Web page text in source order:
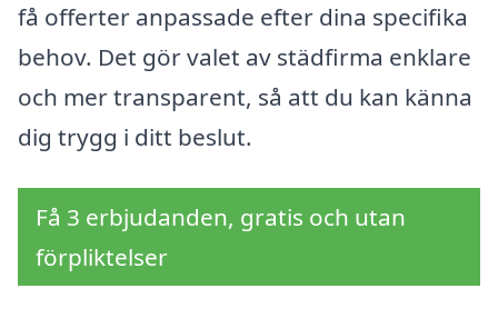
få offerter anpassade efter dina specifika
behov. Det gör valet av städfirma enklare
och mer transparent, så att du kan känna
dig trygg i ditt beslut.
Få 3 erbjudanden, gratis och utan
förpliktelser